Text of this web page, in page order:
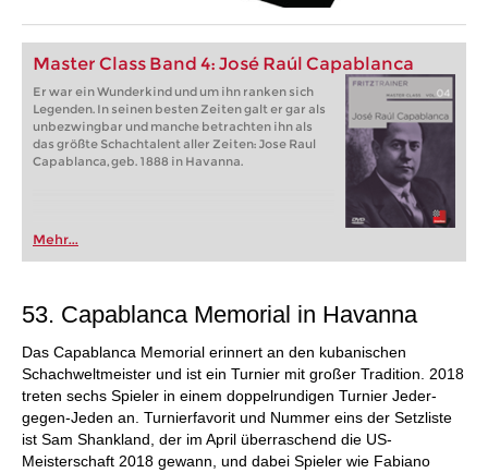
Master Class Band 4: José Raúl Capablanca
Er war ein Wunderkind und um ihn ranken sich
Legenden. In seinen besten Zeiten galt er gar als
unbezwingbar und manche betrachten ihn als
das größte Schachtalent aller Zeiten: Jose Raul
Capablanca, geb. 1888 in Havanna.
Mehr...
53. Capablanca Memorial in Havanna
Das Capablanca Memorial erinnert an den kubanischen
Schachweltmeister und ist ein Turnier mit großer Tradition. 2018
treten sechs Spieler in einem doppelrundigen Turnier Jeder-
gegen-Jeden an. Turnierfavorit und Nummer eins der Setzliste
ist Sam Shankland, der im April überraschend die US-
Meisterschaft 2018 gewann, und dabei Spieler wie Fabiano